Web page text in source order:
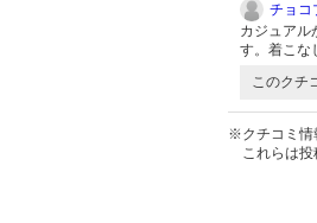
チョコ
カジュアル
す。着こな
このクチ
※クチコミ情
これらは